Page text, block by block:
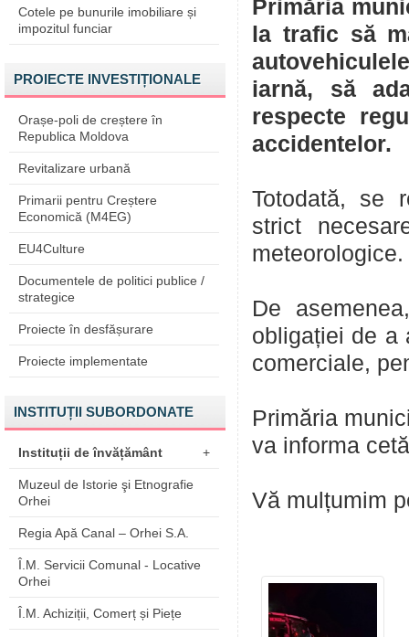
Cotele pe bunurile imobiliare și
impozitul funciar
PROIECTE INVESTIȚIONALE
Orașe-poli de creștere în
Republica Moldova
Revitalizare urbană
Primarii pentru Creștere
Economică (M4EG)
EU4Culture
Documentele de politici publice /
strategice
Proiecte în desfășurare
Proiecte implementate
INSTITUȚII SUBORDONATE
Instituții de învățământ +
Muzeul de Istorie şi Etnografie
Orhei
Regia Apă Canal – Orhei S.A.
Î.M. Servicii Comunal - Locative
Orhei
Î.M. Achiziții, Comerț și Piețe
Primăria
la trafic să
iarnă, să
respecte
accidentelor.
Totodată, se
strict
meteorologice.
De
obligației de a
comerciale,
Primăria
va informa
Vă mulțumim